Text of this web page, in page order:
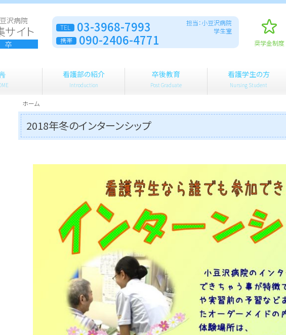
TEL 03-3968-7993
携帯 090-2406-4771
担当：小豆沢病院
学生室
奨学金制度
沢病院
イト
卒
看護部の紹介
Introduction
卒後教育
Post Graduate
看護学生の方
Nursing Student
ホーム
2018年冬のインターンシップ